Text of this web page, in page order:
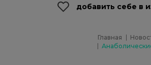
добавить себе в
Главная